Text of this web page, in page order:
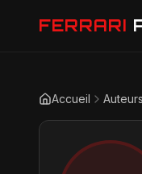
FERRARI
Accueil Auteurs